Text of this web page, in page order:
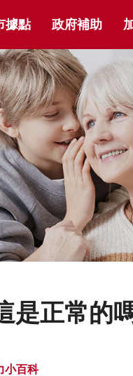
據點 政府補助
是正常的
小百科